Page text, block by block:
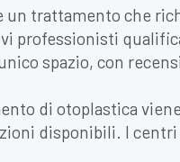
un trattamento che
professionisti
spazio, con
di otoplastica
disponibili. I